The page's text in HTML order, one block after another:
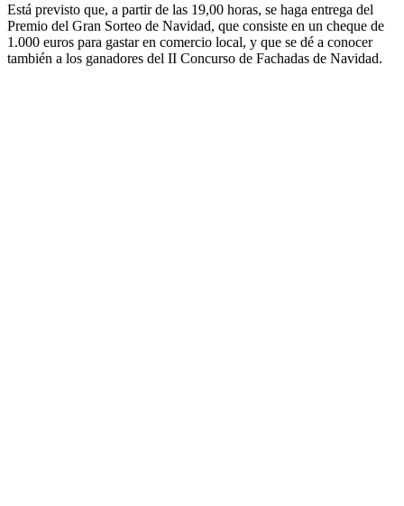
Está previsto que, a partir de las 19,00 horas, se haga entrega del
Premio del Gran Sorteo de Navidad, que consiste en un cheque de
1.000 euros para gastar en comercio local, y que se dé a conocer
también a los ganadores del II Concurso de Fachadas de Navidad.